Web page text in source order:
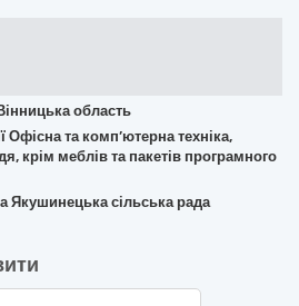
Вінницька область
Офісна та комп’ютерна техніка,
крім меблів та пакетів програмного
Якушинецька сільська рада